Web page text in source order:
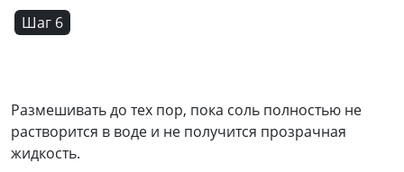
Шаг 6
Размешивать до тех пор, пока соль полностью не
растворится в воде и не получится прозрачная
жидкость.